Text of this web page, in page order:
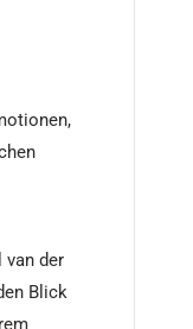
van der
Blick